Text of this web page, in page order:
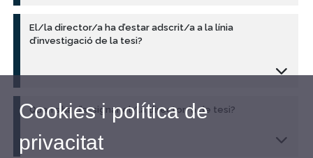
El/la director/a ha d’estar adscrit/a a la línia
d’investigació de la tesi?
Quan s’ha d’assignar el/la director/a de tesi?
Cookies i política de
privacitat